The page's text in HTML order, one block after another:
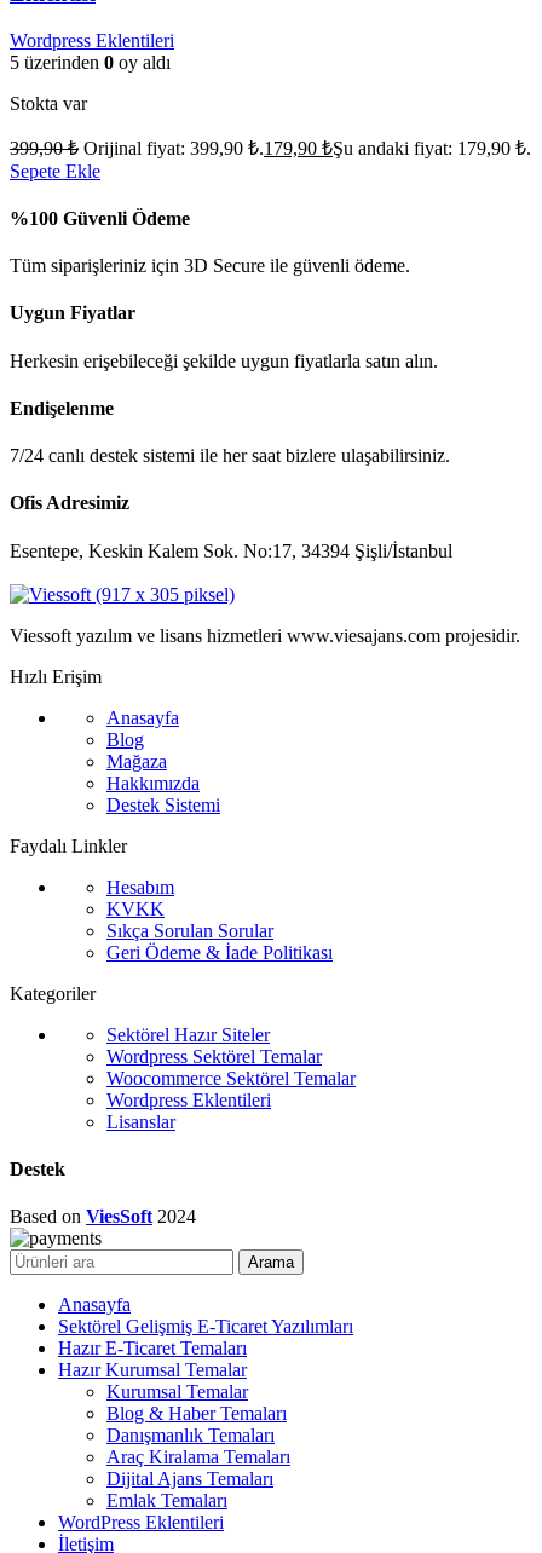
Wordpress Eklentileri
5 üzerinden 0 oy aldı
Stokta var
399,90₺ Orijinal fiyat: 399,90 ₺.179,90 ₺Şu andaki fiyat: 179,90 ₺.
Sepete Ekle
%100 Güvenli Ödeme
Tüm siparişleriniz için 3D Secure ile güvenli ödeme.
Uygun Fiyatlar
Herkesin erişebileceği şekilde uygun fiyatlarla satın alın.
Endişelenme
7/24 canlı destek sistemi ile her saat bizlere ulaşabilirsiniz.
Ofis Adresimiz
Esentepe, Keskin Kalem Sok. No:17, 34394 Şişli/İstanbul
Viessoft yazılım ve lisans hizmetleri www.viesajans.com projesidir.
Hızlı Erişim
Anasayfa
Blog
Mağaza
Hakkımızda
Destek Sistemi
Faydalı Linkler
Hesabım
KVKK
Sıkça Sorulan Sorular
Geri Ödeme & İade Politikası
Kategoriler
Sektörel Hazır Siteler
Wordpress Sektörel Temalar
Woocommerce Sektörel Temalar
Wordpress Eklentileri
Lisanslar
Destek
Based on ViesSoft 2024
Arama
Anasayfa
Sektörel Gelişmiş E-Ticaret Yazılımları
Hazır E-Ticaret Temaları
Hazır Kurumsal Temalar
Kurumsal Temalar
Blog & Haber Temaları
Danışmanlık Temaları
Araç Kiralama Temaları
Dijital Ajans Temaları
Emlak Temaları
WordPress Eklentileri
İletişim